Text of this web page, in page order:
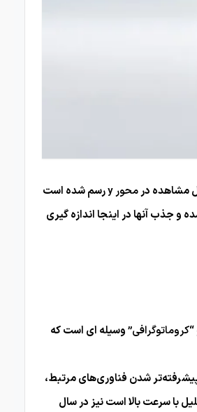
مشاهده درمحور y رسم شده است
و جذب آنها در اینجا اندازه گیری
“کروماتوگرافی”وسیله ای است که
پیشرفته‌تر شدن فناوری‌های مرتبط،
با سرعت بالا است نیز در سال